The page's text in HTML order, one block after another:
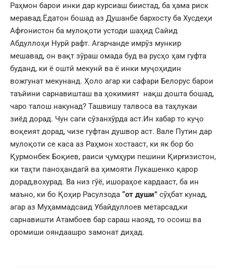
Раҳмон барои инки дар курсиаш биистад, ба ҳама риск
меравад.Ёдатон бошад аз Душанбе бархосту ба Хусдеҳи
Афғонистон ба мулоқоти устоди шаҳид Сайид
Абдуллоҳи Нурӣ рафт. Агарчанде имрӯз мункир
мешавад, он вақт зӯраш омада буд ва русҳо ҳам гуфта
буданд, ки ё оштӣ мекунӣ ва ё инки муҷоҳидин
вожгунат мекунанд. Ҳоло агар ки сафари Белорус барои
таъйини сарнавишташ ва ҳокимият нақш дошта бошад,
чаро талош накунад? Ташвишу талвоса ва таҳлукаи
зиёд дорад. Чун саги сӯзанхӯрда аст.Ин хабар то куҷо
воқеият дорад, чизе гуфтан душвор аст. Вале Путин дар
мулоқоти се каса аз Раҳмон хостааст, ки як бор бо
Қурмонбек Боқиев, раиси ҷумҳури пешини Қирғизистон,
ки таҳти паноҳандагӣ ва ҳимояти Лукашенко қарор
дорад,вохурад. Ва низ гӯё, ишораҳое кардааст, ба ин
маъно, ки бо Қоҳир Расулзода “от души” сӯҳбат кунад,
агар аз Муҳаммадсаид Убайдуллоев метарсад,ки
сарнавишти Атамбоев бар сараш наояд, то осоиш ва
оромиши ояндаашро замонат диҳад.